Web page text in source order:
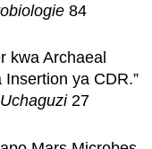
84
kwa Archaeal
ya CDR.”
27